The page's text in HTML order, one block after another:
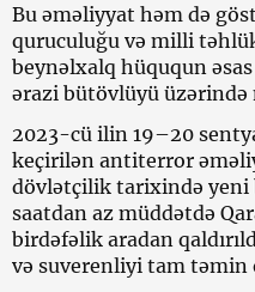
Bu əməliyyat həm də
quruculuğu və milli
beynəlxalq hüququn
ərazi bütövlüyü üzərində
2023-cü ilin 19–20
keçirilən antiterror
dövlətçilik tarixində yeni
saatdan az müddətdə
birdəfəlik aradan
və suverenliyi tam təmin